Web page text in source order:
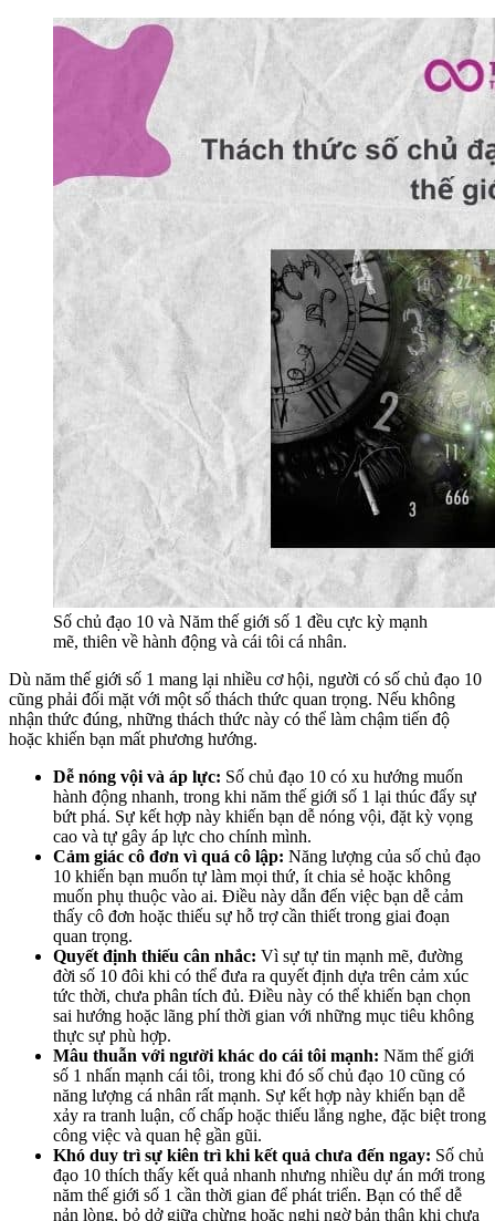
Số chủ đạo 10 và Năm thế giới số 1 đều cực kỳ mạnh
mẽ, thiên về hành động và cái tôi cá nhân.
Dù năm thế giới số 1 mang lại nhiều cơ hội, người có số chủ đạo 10
cũng phải đối mặt với một số thách thức quan trọng. Nếu không
nhận thức đúng, những thách thức này có thể làm chậm tiến độ
hoặc khiến bạn mất phương hướng.
Dễ nóng vội và áp lực: Số chủ đạo 10 có xu hướng muốn
hành động nhanh, trong khi năm thế giới số 1 lại thúc đẩy sự
bứt phá. Sự kết hợp này khiến bạn dễ nóng vội, đặt kỳ vọng
cao và tự gây áp lực cho chính mình.
Cảm giác cô đơn vì quá cô lập: Năng lượng của số chủ đạo
10 khiến bạn muốn tự làm mọi thứ, ít chia sẻ hoặc không
muốn phụ thuộc vào ai. Điều này dẫn đến việc bạn dễ cảm
thấy cô đơn hoặc thiếu sự hỗ trợ cần thiết trong giai đoạn
quan trọng.
Quyết định thiếu cân nhắc: Vì sự tự tin mạnh mẽ, đường
đời số 10 đôi khi có thể đưa ra quyết định dựa trên cảm xúc
tức thời, chưa phân tích đủ. Điều này có thể khiến bạn chọn
sai hướng hoặc lãng phí thời gian với những mục tiêu không
thực sự phù hợp.
Mâu thuẫn với người khác do cái tôi mạnh: Năm thế giới
số 1 nhấn mạnh cái tôi, trong khi đó số chủ đạo 10 cũng có
năng lượng cá nhân rất mạnh. Sự kết hợp này khiến bạn dễ
xảy ra tranh luận, cố chấp hoặc thiếu lắng nghe, đặc biệt trong
công việc và quan hệ gần gũi.
Khó duy trì sự kiên trì khi kết quả chưa đến ngay: Số chủ
đạo 10 thích thấy kết quả nhanh nhưng nhiều dự án mới trong
năm thế giới số 1 cần thời gian để phát triển. Bạn có thể dễ
nản lòng, bỏ dở giữa chừng hoặc nghi ngờ bản thân khi chưa